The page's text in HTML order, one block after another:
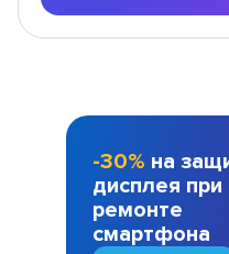
-30% на
дисплея при
ремонте
смартфона